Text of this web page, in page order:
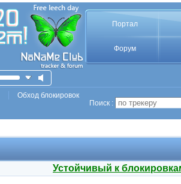
Портал
Форум
Обход блокировок
Поиск :
Устойчивый к